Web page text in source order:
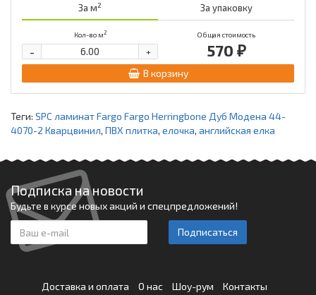
За м2 За упаковку
Кол-во м2 Общая стоимость
570 ₽
+
-
В корзину
Теги: SPC ламинат Fargo Fargo Herringbone Дуб Модена 44-
4070-2 Кварцвинил, ПВХ плитка, елочка, английская елка
Подписка на новости
Будьте в курсе новых акций и спецпредложений!
Подписаться
Доставка и оплата О нас Шоу-рум Контакты